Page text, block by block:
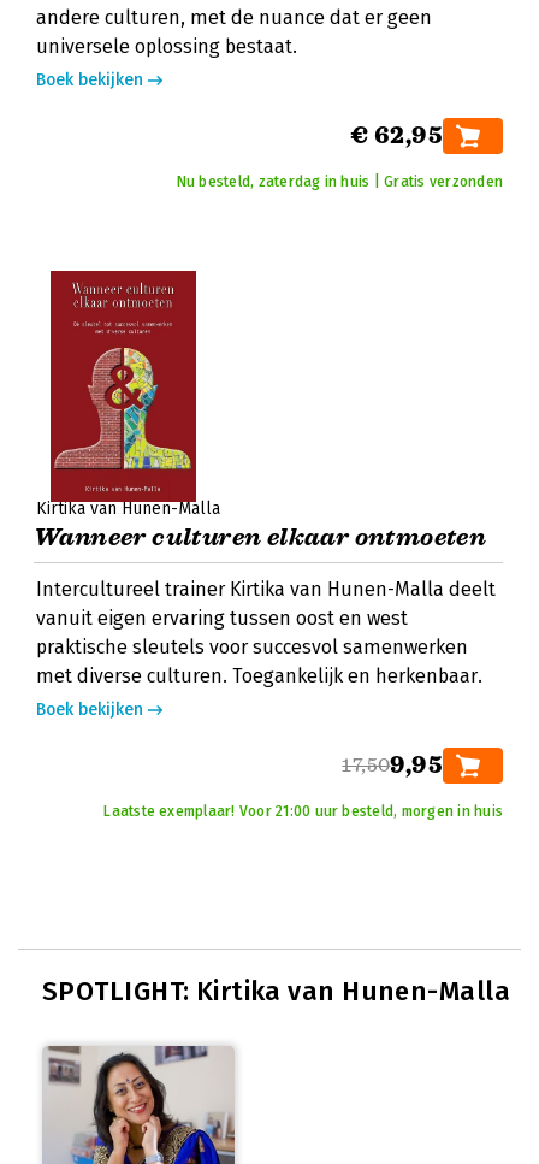
andere culturen, met de nuance dat er geen
universele oplossing bestaat.
Boek bekijken
€ 62,95
Nu besteld, zaterdag in huis | Gratis verzonden
Kirtika van Hunen-Malla
Wanneer culturen elkaar ontmoeten
Intercultureel trainer Kirtika van Hunen-Malla deelt
vanuit eigen ervaring tussen oost en west
praktische sleutels voor succesvol samenwerken
met diverse culturen. Toegankelijk en herkenbaar.
Boek bekijken
17,509,95
Laatste exemplaar! Voor 21:00 uur besteld, morgen in huis
SPOTLIGHT: Kirtika van Hunen-Malla